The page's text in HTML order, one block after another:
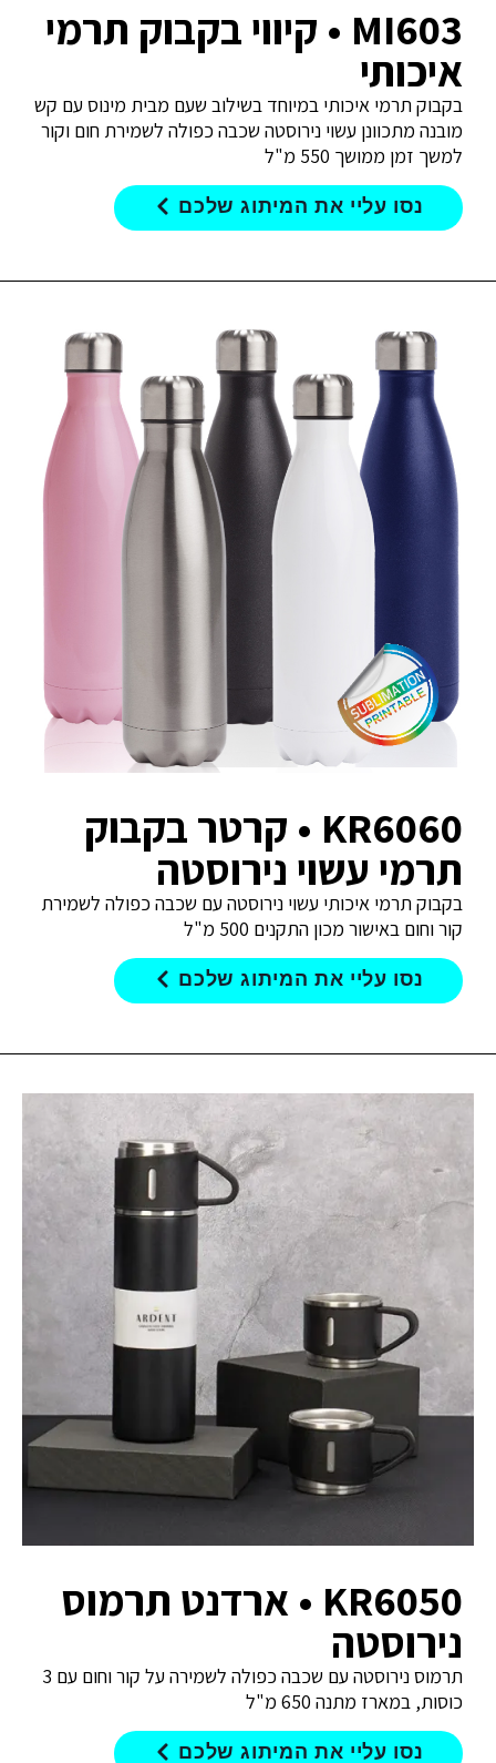
MI603 • קיווי בקבוק תרמי
איכותי
בקבוק תרמי איכותי במיוחד בשילוב שעם מבית מינוס עם קש
מובנה מתכוונן עשוי נירוסטה שכבה כפולה לשמירת חום וקור
למשך זמן ממושך 550 מ"ל
נסו עליי את המיתוג שלכם
KR6060 • קרטר בקבוק
תרמי עשוי נירוסטה
בקבוק תרמי איכותי עשוי נירוסטה עם שכבה כפולה לשמירת
קור וחום באישור מכון התקנים 500 מ"ל
נסו עליי את המיתוג שלכם
KR6050 • ארדנט תרמוס
נירוסטה
תרמוס נירוסטה עם שכבה כפולה לשמירה על קור וחום עם 3
כוסות, במארז מתנה 650 מ"ל
נסו עליי את המיתוג שלכם